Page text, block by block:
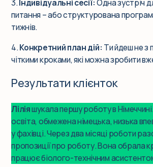
3.Індивідуальні сесії:Одна зустріч
питання – або структурована
тижнів.
4.Конкретний план дій: Ти йдеш не з
чіткими кроками, які можна зробити
Результати клієнток
Ліліяшукала першу роботу в
освіта, обмежена німецька, низька
у фахівці. Через два місяці роботи
пропозиції про роботу. Вона обрала
працює біолого-технічним